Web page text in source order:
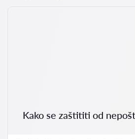
Kako se zaštititi od